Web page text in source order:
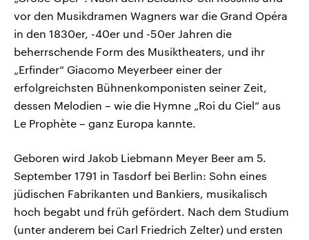
vor den Musikdramen Wagners war die Grand Opéra
in den 1830er, -40er und -50er Jahren die
beherrschende Form des Musiktheaters, und ihr
„Erfinder“ Giacomo Meyerbeer einer der
erfolgreichsten Bühnenkomponisten seiner Zeit,
dessen Melodien – wie die Hymne „Roi du Ciel“ aus
Le Prophète – ganz Europa kannte.
Geboren wird Jakob Liebmann Meyer Beer am 5.
September 1791 in Tasdorf bei Berlin: Sohn eines
jüdischen Fabrikanten und Bankiers, musikalisch
hoch begabt und früh gefördert. Nach dem Studium
(unter anderem bei Carl Friedrich Zelter) und ersten